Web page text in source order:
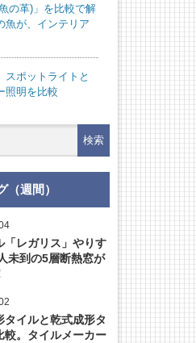
の革)」を比較で解
魚が、インテリア
スポットライトと
照明を比較
（週間）
「レガリス」やりす
未到の5層断熱窓が
タイルと乾式成形タ
較。タイルメーカー